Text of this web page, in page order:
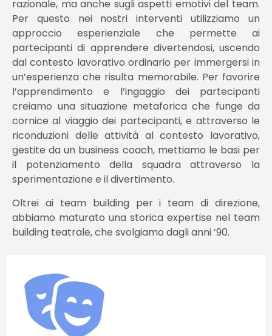
razionale, ma anche sugli aspetti emotivi del team.
Per questo nei nostri interventi utilizziamo un
approccio esperienziale che permette ai
partecipanti di apprendere divertendosi, uscendo
dal contesto lavorativo ordinario per immergersi in
un’esperienza che risulta memorabile. Per favorire
l’apprendimento e l’ingaggio dei partecipanti
creiamo una situazione metaforica che funge da
cornice al viaggio dei partecipanti, e attraverso le
riconduzioni delle attività al contesto lavorativo,
gestite da un business coach, mettiamo le basi per
il potenziamento della squadra attraverso la
sperimentazione e il divertimento.
Oltrei ai team building per i team di direzione,
abbiamo maturato una storica expertise nel team
building teatrale, che svolgiamo dagli anni ’90.